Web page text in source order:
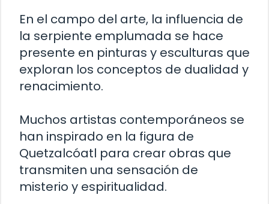
En el campo del arte, la influencia de
la serpiente emplumada se hace
presente en pinturas y esculturas que
exploran los conceptos de dualidad y
renacimiento.
Muchos artistas contemporáneos se
han inspirado en la figura de
Quetzalcóatl para crear obras que
transmiten una sensación de
misterio y espiritualidad.